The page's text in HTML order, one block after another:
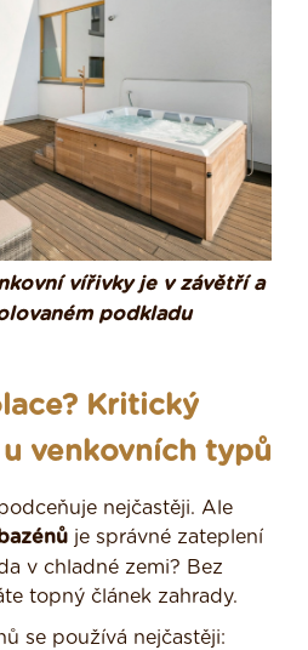
vířivky je v závětří a
podkladu
Kritický
venkovních typů
nejčastěji. Ale
je správné zateplení
v chladné zemi? Bez
topný článek zahrady.
se používá nejčastěji: